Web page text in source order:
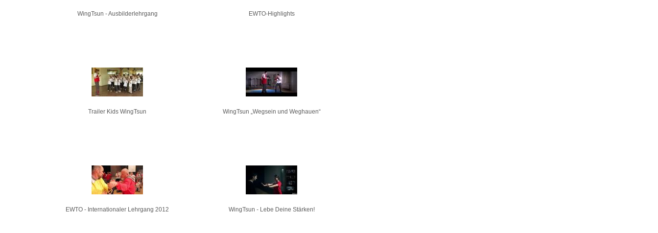
WingTsun - Ausbilderlehrgang EWTO-Highlights
Trailer Kids WingTsun WingTsun „Wegsein und Weghauen“
EWTO - Internationaler Lehrgang 2012 WingTsun - Lebe Deine Stärken!